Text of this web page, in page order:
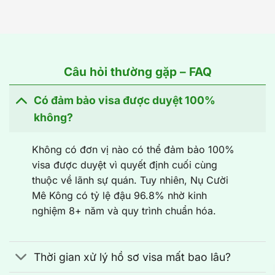
Câu hỏi thường gặp – FAQ
Có đảm bảo visa được duyệt 100%
không?
Không có đơn vị nào có thể đảm bảo 100%
visa được duyệt vì quyết định cuối cùng
thuộc về lãnh sự quán. Tuy nhiên, Nụ Cười
Mê Kông có tỷ lệ đậu 96.8% nhờ kinh
nghiệm 8+ năm và quy trình chuẩn hóa.
Thời gian xử lý hồ sơ visa mất bao lâu?